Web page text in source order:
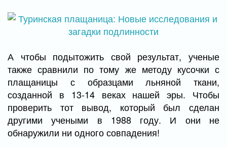
А чтобы подытожить свой результат, ученые
также сравнили по тому же методу кусочки с
плащаницы с образцами льняной ткани,
созданной в 13-14 веках нашей эры. Чтобы
проверить тот вывод, который был сделан
другими учеными в 1988 году. И они не
обнаружили ни одного совпадения!